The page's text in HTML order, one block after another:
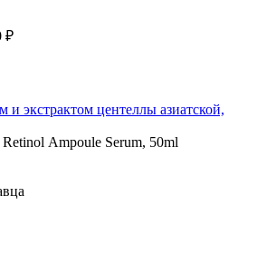
₽
и экстрактом центеллы азиатской,
Ampoule Serum, 50ml